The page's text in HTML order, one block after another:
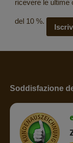
ricevere le ultime
del 10 %.
Soddisfazione